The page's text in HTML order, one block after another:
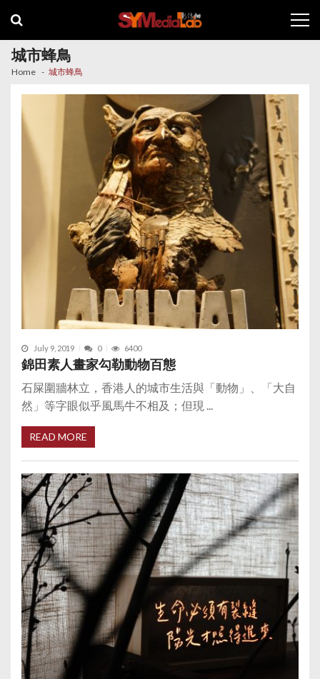
navigation
content
城市蜂鳥
Home 城市蜂鳥
July 9, 2019 0 6400
錦田素人畫家勾勒動物百態
石屎圍牆林立，香港人的城市生活與「動物」、「大自
然」等字眼似乎風馬牛不相及；但現 ...
READ MORE